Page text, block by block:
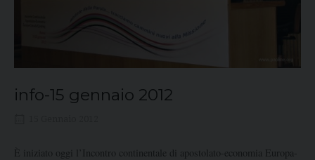
info-15 gennaio 2012
È iniziato oggi l’Incontro continentale di apostolato-economia Europa-